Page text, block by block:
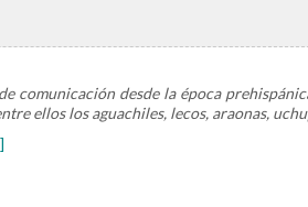
comunicación desde la época
ellos los aguachiles, lecos, araonas,